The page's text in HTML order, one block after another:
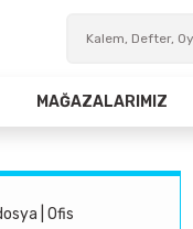
MAĞAZALARIMIZ
| Ofis